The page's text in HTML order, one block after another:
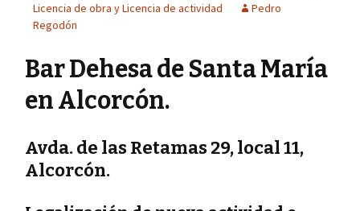
Licencia de obra y Licencia de actividad
Pedro
Regodón
Bar Dehesa de Santa María
en Alcorcón.
Avda. de las Retamas 29, local 11,
Alcorcón.